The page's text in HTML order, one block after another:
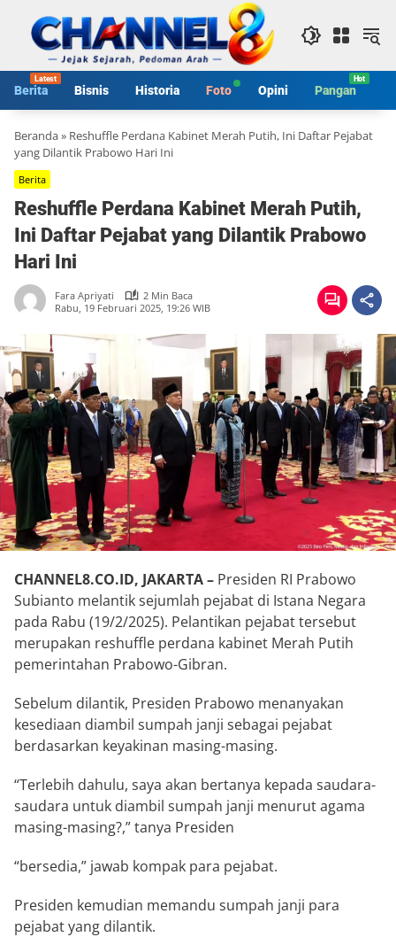
konten
Berita Bisnis Historia Foto Opini Pangan
Beranda» Reshuffle Perdana Kabinet Merah Putih, Ini Daftar Pejabat
yang Dilantik Prabowo Hari Ini
Berita
Reshuffle Perdana Kabinet Merah Putih,
Ini Daftar Pejabat yang Dilantik Prabowo
Hari Ini
Fara Apriyati
2 Min Baca
Rabu, 19 Februari 2025, 19:26 WIB
CHANNEL8.CO.ID, JAKARTA – Presiden RI Prabowo
Subianto melantik sejumlah pejabat di Istana Negara
pada Rabu (19/2/2025). Pelantikan pejabat tersebut
merupakan reshuffle perdana kabinet Merah Putih
pemerintahan Prabowo-Gibran.
Sebelum dilantik, Presiden Prabowo menanyakan
kesediaan diambil sumpah janji sebagai pejabat
berdasarkan keyakinan masing-masing.
“Terlebih dahulu, saya akan bertanya kepada saudara-
saudara untuk diambil sumpah janji menurut agama
masing-masing?,” tanya Presiden
“bersedia,” jawab kompak para pejabat.
Presiden kemudian memandu sumpah janji para
pejabat yang dilantik.